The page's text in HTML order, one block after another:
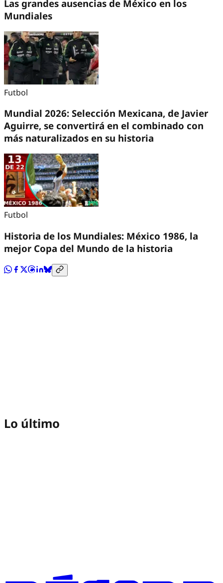
Las grandes ausencias de México en los
Mundiales
Futbol
Mundial 2026: Selección Mexicana, de Javier
Aguirre, se convertirá en el combinado con
más naturalizados en su historia
Futbol
Historia de los Mundiales: México 1986, la
mejor Copa del Mundo de la historia
Lo último